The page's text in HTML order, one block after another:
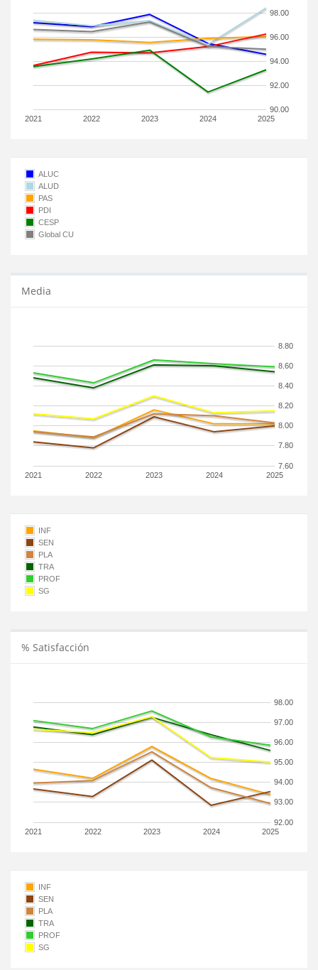
2021 2022 2023 2024 2025
90.00
92.00
94.00
96.00
98.00
ALUC
ALUD
PAS
PDI
CESP
Global CU
Media
2021 2022 2023 2024 2025
7.60
7.80
8.00
8.20
8.40
8.60
8.80
INF
SEN
PLA
TRA
PROF
SG
% Satisfacción
2021 2022 2023 2024 2025
92.00
93.00
94.00
95.00
96.00
97.00
98.00
INF
SEN
PLA
TRA
PROF
SG